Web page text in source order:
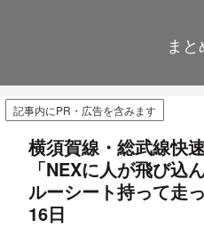
ま
記事内にPR・広告を含みます
横須賀線・総武線快
「NEXに人が飛び込
ルーシート持って走
16日